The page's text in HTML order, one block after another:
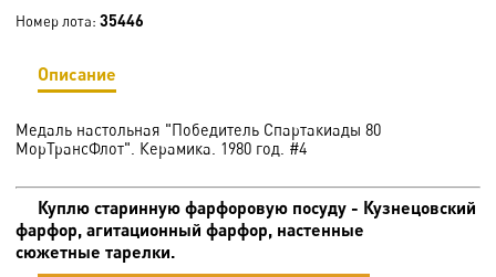
Номер лота: 35446
Описание
Медаль настольная "Победитель Спартакиады 80
МорТрансФлот". Керамика. 1980 год. #4
Куплю старинную фарфоровую посуду - Кузнецовский
фарфор, агитационный фарфор, настенные
сюжетные тарелки.